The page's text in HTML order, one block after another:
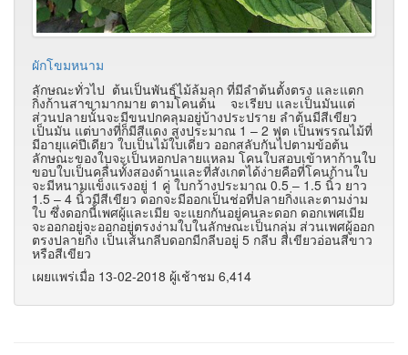
ผักโขมหนาม
ลักษณะทั่วไป ต้นเป็นพันธุ์ไม้ล้มลุก ที่มีลำต้นตั้งตรง และแตก
กิ่งก้านสาขามากมาย ตามโคนต้น จะเรียบ และเป็นมันแต่
ส่วนปลายนั้นจะมีขนปกคลุมอยู่บ้างประปราย ลำต้นมีสีเขียว
เป็นมัน แต่บางที่ก็มีสีแดง สูงประมาณ 1 – 2 ฟุต เป็นพรรณไม้ที่
มีอายุแค่ปีเดียว ใบเป็นไม้ใบเดี่ยว ออกสลับกันไปตามข้อต้น
ลักษณะของใบจะเป็นหอกปลายแหลม โคนใบสอบเข้าหาก้านใบ
ขอบใบเป็นคลื่นทั้งสองด้านและที่สังเกตได้ง่ายคือที่โคนก้านใบ
จะมีหนามแข็งแรงอยู่ 1 คู่ ใบกว้างประมาณ 0.5 – 1.5 นิ้ว ยาว
1.5 – 4 นิ้วมีสีเขียว ดอกจะมีออกเป็นช่อที่ปลายกิ่งและตามง่าม
ใบ ซึ่งดอกนี้เพศผู้และเมีย จะแยกกันอยู่คนละดอก ดอกเพศเมีย
จะออกอยู่จะออกอยู่ตรงง่ามใบในลักษณะเป็นกลุ่ม ส่วนเพศผู้ออก
ตรงปลายกิ่ง เป็นเส้นกลีบดอกมีกลีบอยู่ 5 กลีบ สีเขียวอ่อนสีขาว
หรือสีเขียว
เผยแพร่เมื่อ 13-02-2018 ผู้เช้าชม 6,414